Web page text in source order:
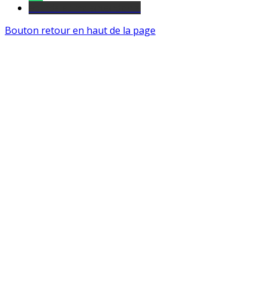
Bouton retour en haut de la page